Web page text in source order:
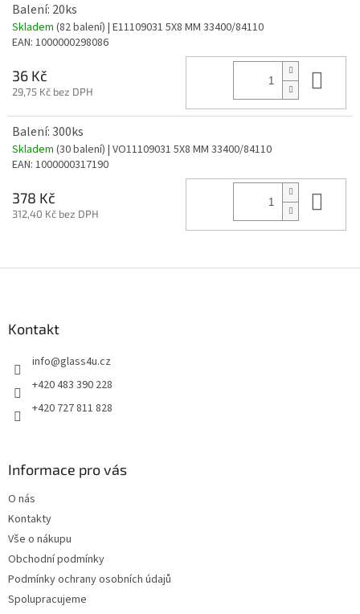
Balení: 20ks
Skladem (82 balení) | E11109031 5X8 MM 33400/84110
EAN: 1000000298086
36 Kč
29,75 Kč bez DPH
Balení: 300ks
Skladem (30 balení) | VO11109031 5X8 MM 33400/84110
EAN: 1000000317190
378 Kč
312,40 Kč bez DPH
Kontakt
info@glass4u.cz
+420 483 390 228
+420 727 811 828
Informace pro vás
O nás
Kontakty
Vše o nákupu
Obchodní podmínky
Podmínky ochrany osobních údajů
Spolupracujeme